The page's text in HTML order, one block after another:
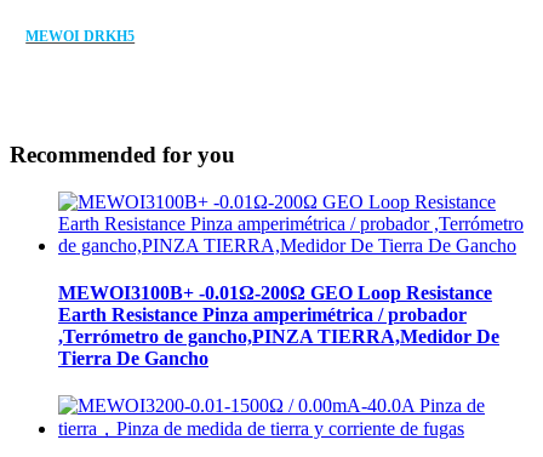
MEWOI DRKH5
Recommended for you
MEWOI3100B+ -0.01Ω-200Ω GEO Loop Resistance
Earth Resistance Pinza amperimétrica / probador
,Terrómetro de gancho,PINZA TIERRA,Medidor De
Tierra De Gancho